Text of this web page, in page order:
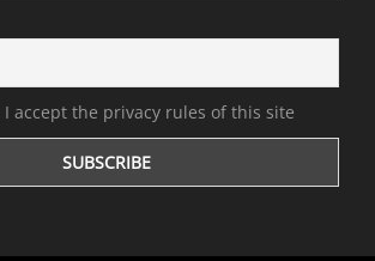
accept the privacy rules of this site